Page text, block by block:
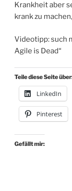
Krankheit aber
krank zu
Videotipp: such
Agile is Dead“
Teile diese Seite
LinkedIn
Pinterest
Gefällt mir: